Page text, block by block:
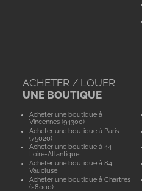
ACHETER / LOUER
UNE BOUTIQUE
Acheter une boutique à
Vincennes (94300)
Acheter une boutique à Paris
(75020)
Acheter une boutique à 44
Loire-Atlantique
Acheter une boutique à 84
Vaucluse
Acheter une boutique à Chartres
(28000)